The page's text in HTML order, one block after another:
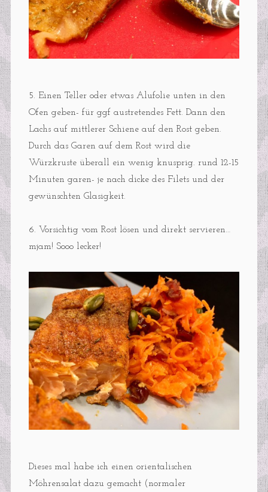
5. Einen Teller oder etwas Alufolie unten in den
Ofen geben- für ggf austretendes Fett. Dann den
Lachs auf mittlerer Schiene auf den Rost geben.
Durch das Garen auf dem Rost wird die
Würzkruste überall ein wenig knusprig. rund 12-15
Minuten garen- je nach dicke des Filets und der
gewünschten Glasigkeit.
6. Vorsichtig vom Rost lösen und direkt servieren…
mjam! Sooo lecker!
Dieses mal habe ich einen orientalischen
Möhrensalat dazu gemacht (normaler